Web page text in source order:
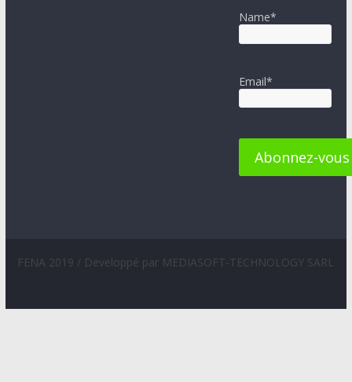
Name*
Email*
FENA 2019 / Developpé par MEDIASOFT-TECHNOLOGY SARL